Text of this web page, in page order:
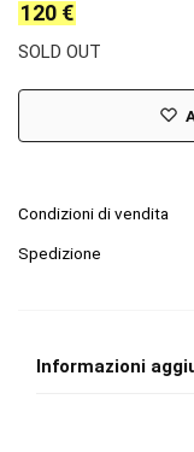
120 €
SOLD OUT
Condizioni di vendita
Spedizione
Informazioni